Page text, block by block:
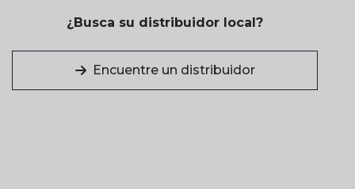
¿Busca su distribuidor local?
Encuentre un distribuidor